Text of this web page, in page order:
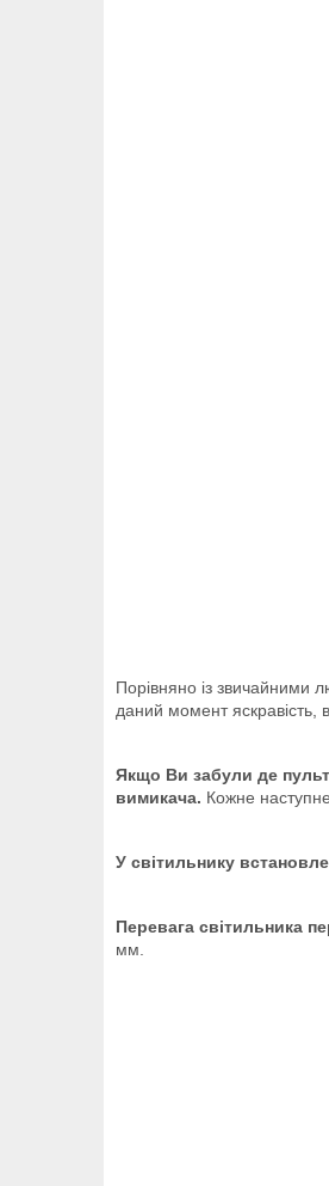
Порівняно із звичайними
даний момент яскравість,
Якщо Ви забули де
вимикача. Кожне
У світильнику
Перевага світильника
мм.